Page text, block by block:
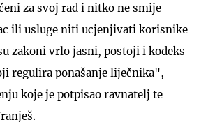
za svoj rad i nitko ne smije
ili usluge niti ucjenjivati korisnike
zakoni vrlo jasni, postoji i kodeks
regulira ponašanje liječnika",
koje je potpisao ravnatelj te